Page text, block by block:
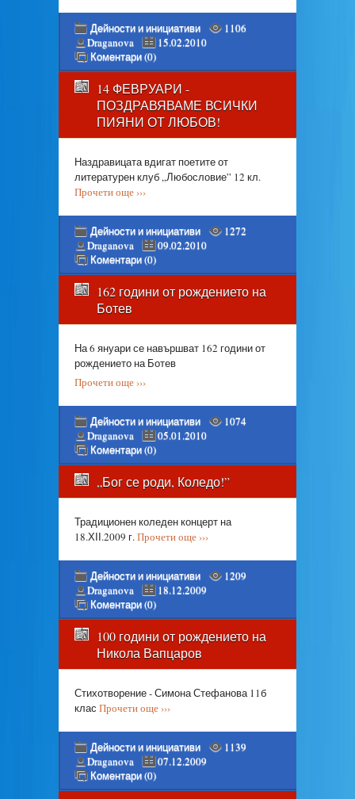
Дейности и инициативи
1106
Draganova
15.02.2010
Коментари (0)
14 ФЕВРУАРИ -
ПОЗДРАВЯВАМЕ ВСИЧКИ
ПИЯНИ ОТ ЛЮБОВ!
Наздравицата вдигат поетите от
литературен клуб „Любословие” 12 кл.
Прочети още ›››
Дейности и инициативи
1272
Draganova
09.02.2010
Коментари (0)
162 години от рождението на
Ботев
На 6 януари се навършват 162 години от
рождението на Ботев
Прочети още ›››
Дейности и инициативи
1074
Draganova
05.01.2010
Коментари (0)
„Бог се роди, Коледо!”
Традиционен коледен концерт на
18.ХІІ.2009 г.Прочети още ›››
Дейности и инициативи
1209
Draganova
18.12.2009
Коментари (0)
100 години от рождението на
Никола Вапцаров
Стихотворение - Симона Стефанова 11б
клас Прочети още ›››
Дейности и инициативи
1139
Draganova
07.12.2009
Коментари (0)